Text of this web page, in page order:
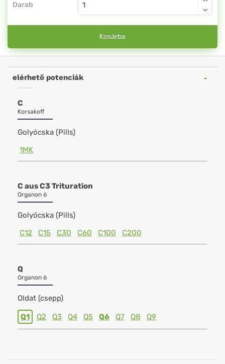
Darab
Kosárba
elérhető potenciák
C
Korsakoff
Golyócska (Pills)
1MK
C aus C3 Trituration
Organon 6
Golyócska (Pills)
C12
C15 C30 C60 C100 C200
Q
Organon 6
Oldat (csepp)
Q1 Q2 Q3 Q4 Q5 Q6 Q7 Q8 Q9